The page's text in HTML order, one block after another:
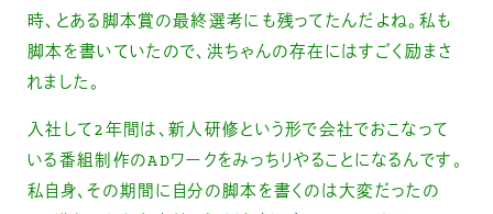
時、とある脚本賞の最終選考にも残ってたんだよね。私も
脚本を書いていたので、洪ちゃんの存在にはすごく励まさ
れました。
入社して2年間は、新人研修という形で会社でおこなって
いる番組制作のADワークをみっちりやることになるんです。
私自身、その期間に自分の脚本を書くのは大変だったの